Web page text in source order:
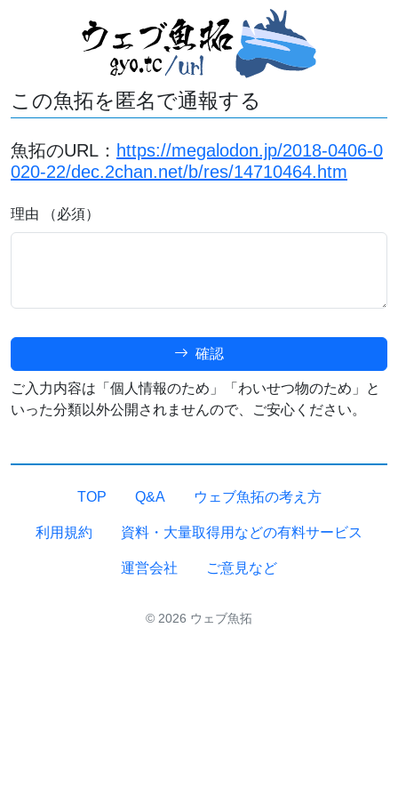
この魚拓を匿名で通報する
魚拓のURL： https://megalodon.jp/2018-0406-0
020-22/dec.2chan.net/b/res/14710464.htm
理由 （必須）
確認
ご入力内容は「個人情報のため」「わいせつ物のため」と
いった分類以外公開されませんので、ご安心ください。
TOP Q&A ウェブ魚拓の考え方
利用規約 資料・大量取得用などの有料サービス
運営会社 ご意見など
© 2026 ウェブ魚拓